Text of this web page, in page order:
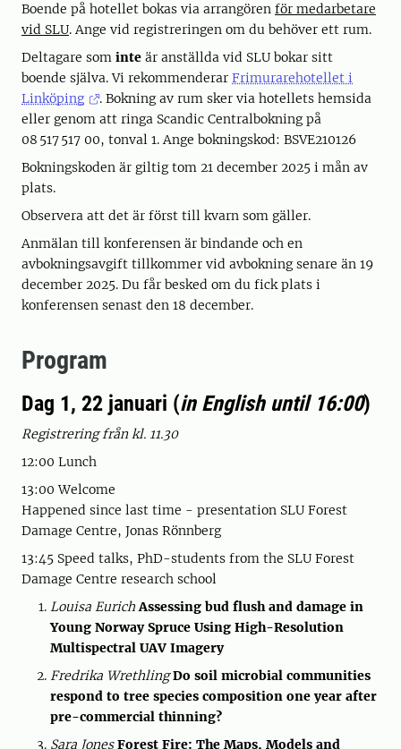
Boende på hotellet bokas via arrangören för medarbetare
vid SLU. Ange vid registreringen om du behöver ett rum.
Deltagare som inte är anställda vid SLU bokar sitt
boende själva. Vi rekommenderar Frimurarehotellet i
Linköping
. Bokning av rum sker via hotellets hemsida
eller genom att ringa Scandic Centralbokning på
08 517 517 00, tonval 1. Ange bokningskod: BSVE210126
Bokningskoden är giltig tom 21 december 2025 i mån av
plats.
Observera att det är först till kvarn som gäller.
Anmälan till konferensen är bindande och en
avbokningsavgift tillkommer vid avbokning senare än 19
december 2025. Du får besked om du fick plats i
konferensen senast den 18 december.
Program
Dag 1, 22 januari (in English until 16:00)
Registrering från kl. 11.30
12:00 Lunch
13:00 Welcome
Happened since last time - presentation SLU Forest
Damage Centre, Jonas Rönnberg
13:45 Speed talks, PhD-students from the SLU Forest
Damage Centre research school
Louisa Eurich Assessing bud flush and damage in
Young Norway Spruce Using High-Resolution
Multispectral UAV Imagery
Fredrika WrethlingDo soil microbial communities
respond to tree species composition one year after
pre-commercial thinning?
Sara Jones Forest Fire: The Maps, Models and